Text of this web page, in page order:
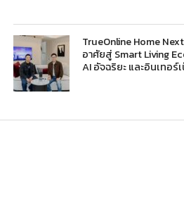
TrueOnline Home
อาศัยสู่ Smart Living
AI อัจฉริยะ และอินเทอร์